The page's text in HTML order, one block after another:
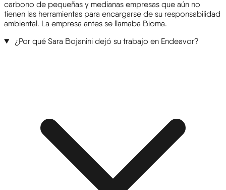
carbono de pequeñas y medianas empresas que aún no
tienen las herramientas para encargarse de su responsabilidad
ambiental. La empresa antes se llamaba Bioma.
¿Por qué Sara Bojanini dejó su trabajo en Endeavor?